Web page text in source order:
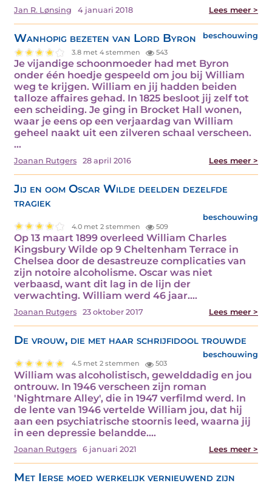
Jan R. Lønsing 4 januari 2018 Lees meer >
Wanhopig bezeten van Lord Byron beschouwing
3.8 met 4 stemmen 543
Je vijandige schoonmoeder had met Byron
onder één hoedje gespeeld om jou bij William
weg te krijgen. William en jij hadden beiden
talloze affaires gehad. In 1825 besloot jij zelf tot
een scheiding. Je ging in Brocket Hall wonen,
waar je eens op een verjaardag van William
geheel naakt uit een zilveren schaal verscheen.
…
Joanan Rutgers 28 april 2016 Lees meer >
Jij en oom Oscar Wilde deelden dezelfde
tragiek
beschouwing
4.0 met 2 stemmen 509
Op 13 maart 1899 overleed William Charles
Kingsbury Wilde op 9 Cheltenham Terrace in
Chelsea door de desastreuze complicaties van
zijn notoire alcoholisme. Oscar was niet
verbaasd, want dit lag in de lijn der
verwachting. William werd 46 jaar.…
Joanan Rutgers 23 oktober 2017 Lees meer >
De vrouw, die met haar schrijfidool trouwde
beschouwing
4.5 met 2 stemmen 503
William was alcoholistisch, gewelddadig en jou
ontrouw. In 1946 verscheen zijn roman
'Nightmare Alley', die in 1947 verfilmd werd. In
de lente van 1946 vertelde William jou, dat hij
aan een psychiatrische stoornis leed, waarna jij
in een depressie belandde.…
Joanan Rutgers 6 januari 2021 Lees meer >
Met Ierse moed werkelijk vernieuwend zijn